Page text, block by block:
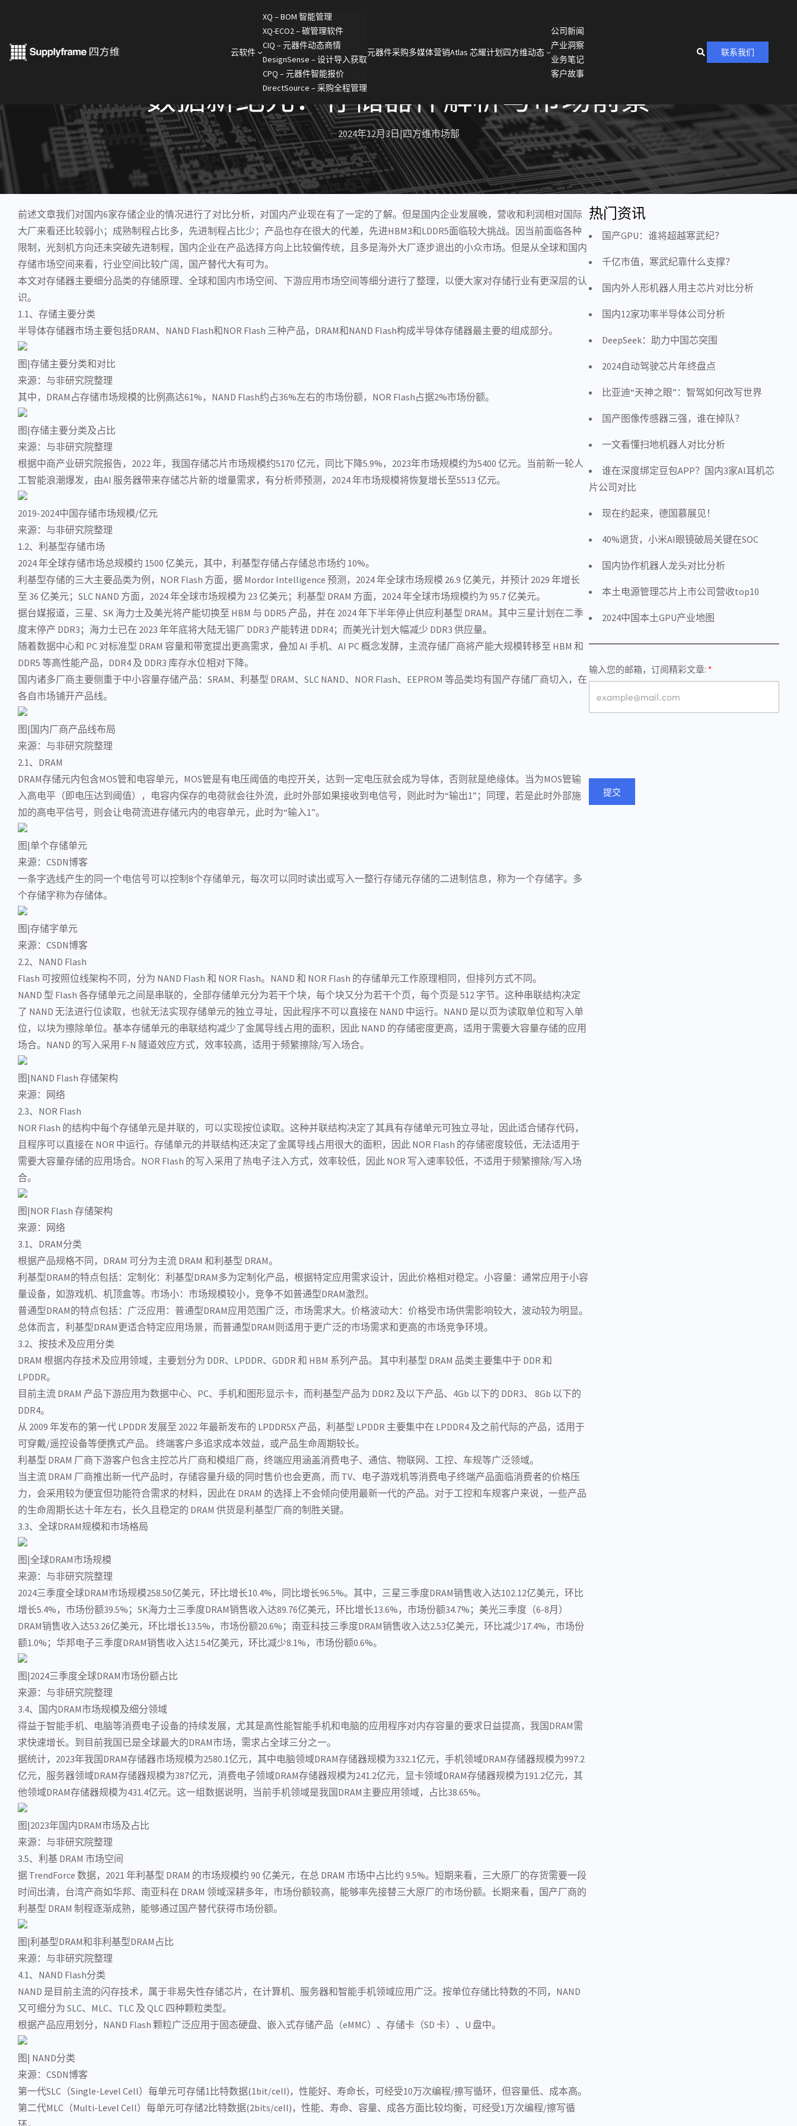
云软件
XQ – BOM 智能管理
XQ-ECO2 – 碳管理软件
CIQ – 元器件动态商情
DesignSense – 设计导入获取
CPQ – 元器件智能报价
DirectSource – 采购全程管理
元器件采购多媒体营销Atlas 芯耀计划四方维动态
公司新闻
产业洞察
业务笔记
客户故事
联系我们
< 产业洞察
数据新纪元：存储器件解析与市场前景
2024年12月3日|四方维市场部
前述文章我们对国内6家存储企业的情况进行了对比分析，对国内产业现在有了一定的了解。但是国内企业发展晚，营收和利润相对国际
大厂来看还比较弱小；成熟制程占比多， 先进制程占比少；产品也存在很大的代差，先进HBM3和LDDR5面临较大挑战。因当前面临各种
限制， 光刻机方向还未突破先进制程，国内企业在产品选择方向上比较偏传统，且多是海外大厂逐步退出的小众市场。但是从全球和国内
存储市场空间来看，行业空间比较广阔，国产替代大有可为。
本文对存储器主要细分品类的存储原理、全球和国内市场空间、下游应用市场空间等细分进行了整理，以便大家对存储行业有更深层的认
识。
1.1、存储主要分类
半导体存储器市场主要包括DRAM、 NAND Flash和NOR Flash 三种产品，DRAM和NAND Flash构成半导体存储器最主要的组成部分。
图|存储主要分类和对比
来源：与非研究院整理
其中，DRAM占存储市场规模的比例高达61%，NAND Flash约占36%左右的市场份额，NOR Flash占据2%市场份额。
图|存储主要分类及占比
来源：与非研究院整理
根据中商产业研究院报告，2022 年，我国存储芯片市场规模约5170 亿元，同比下降5.9%，2023年市场规模约为5400 亿元。当前新一轮人
工智能浪潮爆发，由AI 服务器带来存储芯片新的增量需求，有分析师预测，2024 年市场规模将恢复增长至5513 亿元。
2019-2024中国存储市场规模/亿元
来源：与非研究院整理
1.2、利基型存储市场
2024 年全球存储市场总规模约 1500 亿美元，其中，利基型存储占存储总市场约 10%。
利基型存储的三大主要品类为例，NOR Flash 方面，据 Mordor Intelligence 预测，2024 年全球市场规模 26.9 亿美元，并预计 2029 年增长
至 36 亿美元；SLC NAND 方面，2024 年全球市场规模为 23 亿美元；利基型 DRAM 方面，2024 年全球市场规模约为 95.7 亿美元。
据台媒报道，三星、SK 海力士及美光将产能切换至 HBM 与 DDR5 产品，并在 2024 年下半年停止供应利基型 DRAM。其中三星计划在二季
度末停产 DDR3 ；海力士已在 2023 年年底将大陆无锡厂 DDR3 产能转进 DDR4；而美光计划大幅减少 DDR3 供应量。
随着数据中心和 PC 对标准型 DRAM 容量和带宽提出更高需求，叠加 AI 手机、AI PC 概念发酵，主流存储厂商将产能大规模转移至 HBM 和
DDR5 等高性能产品，DDR4 及 DDR3 库存水位相对下降。
国内诸多厂商主要侧重于中小容量存储产品：SRAM、利基型 DRAM、SLC NAND、NOR Flash、 EEPROM 等品类均有国产存储厂商切入，在
各自市场铺开产品线。
图|国内厂商产品线布局
来源：与非研究院整理
2.1、DRAM
DRAM存储元内包含MOS管和电容单元，MOS管是有电压阈值的电控开关 ，达到一定电压就会成为导体，否则就是绝缘体。当为MOS管输
入高电平 （即电压达到阈值），电容内保存的电荷就会往外流，此时外部如果接收到电信号，则此时为“输出1”；同理，若是此时外部施
加的高电平信号，则会让电荷流进存储元内的电容单元，此时为“输入1”。
图|单个存储单元
来源：CSDN博客
一条字选线产生的同一个电信号可以控制8个存储单元，每次可以同时读出或写入一整行存储元存储的二进制信息，称为一个存储字。多
个存储字称为存储体。
图|存储字单元
来源：CSDN博客
2.2、NAND Flash
Flash 可按照位线架构不同，分为 NAND Flash 和 NOR Flash。NAND 和 NOR Flash 的存储单元工作原理相同，但排列方式不同。
NAND 型 Flash 各存储单元之间是串联的，全部存储单元分为若干个块，每个块又分为若干个页，每个页是 512 字节。这种串联结构决定
了 NAND 无法进行位读取，也就无法实现存储单元的独立寻址，因此程序不可以直接在 NAND 中运行。NAND 是以页为读取单位和写入单
位，以块为擦除单位。基本存储单元的串联结构减少了金属导线占用的面积，因此 NAND 的存储密度更高，适用于需要大容量存储的应用
场合。NAND 的写入采用 F-N 隧道效应方式，效率较高，适用于频繁擦除/写入场合。
图|NAND Flash 存储架构
来源：网络
2.3、NOR Flash
NOR Flash 的结构中每个存储单元是并联的，可以实现按位读取。这种并联结构决定了其具有存储单元可独立寻址，因此适合储存代码，
且程序可以直接在 NOR 中运行。存储单元的并联结构还决定了金属导线占用很大的面积，因此 NOR Flash 的存储密度较低，无法适用于
需要大容量存储的应用场合。NOR Flash 的写入采用了热电子注入方式，效率较低，因此 NOR 写入速率较低，不适用于频繁擦除/写入场
合。
图|NOR Flash 存储架构
来源：网络
3.1、DRAM分类
根据产品规格不同，DRAM 可分为主流 DRAM 和利基型 DRAM。
利基型DRAM的特点包括‌： 定制化‌：利基型DRAM多为定制化产品，根据特定应用需求设计，因此价格相对稳定。 小容量 ‌：通常应用于小容
量设备，如游戏机、机顶盒等。 市场小‌：市场规模较小，竞争不如普通型DRAM激烈。
普通型DRAM的特点包括‌： 广泛应用 ‌：普通型DRAM应用范围广泛，市场需求大。 价格波动大 ‌：价格受市场供需影响较大，波动较为明显。
总体而言，利基型DRAM更适合特定应用场景，而普通型DRAM则适用于更广泛的市场需求和更高的市场竞争环境。
3.2、按技术及应用分类
DRAM 根据内存技术及应用领域，主要划分为 DDR、LPDDR、GDDR 和 HBM 系列产品。 其中利基型 DRAM 品类主要集中于 DDR 和
LPDDR。
目前主流 DRAM 产品下游应用为数据中心、PC、手机和图形显示卡，而利基型产品为 DDR2 及以下产品、4Gb 以下的 DDR3、 8Gb 以下的
DDR4。
从 2009 年发布的第一代 LPDDR 发展至 2022 年最新发布的 LPDDR5X 产品，利基型 LPDDR 主要集中在 LPDDR4 及之前代际的产品，适用于
可穿戴/遥控设备等便携式产品。 终端客户多追求成本效益，或产品生命周期较长。
利基型 DRAM 厂商下游客户包含主控芯片厂商和模组厂商，终端应用涵盖消费电子、 通信、 物联网、工控、车规等广泛领域。
当主流 DRAM 厂商推出新一代产品时，存储容量升级的同时售价也会更高，而 TV、电子游戏机等消费电子终端产品面临消费者的价格压
力，会采用较为便宜但功能符合需求的材料，因此在 DRAM 的选择上不会倾向使用最新一代的产品。对于工控和车规客户来说，一些产品
的生命周期长达十年左右，长久且稳定的 DRAM 供货是利基型厂商的制胜关键。
3.3、全球DRAM规模和市场格局
图|全球DRAM市场规模
来源：与非研究院整理
2024三季度全球DRAM市场规模258.50亿美元，环比增长10.4%，同比增长96.5%。其中，三星三季度DRAM销售收入达102.12亿美元，环比
增长5.4%，市场份额39.5%； SK海力士三季度DRAM销售收入达89.76亿美元，环比增长13.6%，市场份额34.7%；美光三季度（6-8月）
DRAM销售收入达53.26亿美元，环比增长13.5%，市场份额20.6%；南亚科技三季度DRAM销售收入达2.53亿美元，环比减少17.4%，市场份
额1.0%；华邦电子三季度DRAM销售收入达1.54亿美元，环比减少8.1%，市场份额0.6%。
图|2024三季度全球DRAM市场份额占比
来源：与非研究院整理
3.4、国内DRAM市场规模及细分领域
得益于智能手机、电脑等消费电子设备的持续发展，尤其是高性能智能手机和电脑的应用程序对内存容量的要求日益提高，我国DRAM需
求快速增长。到目前我国已是全球最大的DRAM市场，需求占全球三分之一。
据统计，2023年我国DRAM存储器市场规模为2580.1亿元，其中电脑领域DRAM存储器规模为332.1亿元，手机领域DRAM存储器规模为997.2
亿元，服务器领域DRAM存储器规模为387亿元，消费电子领域DRAM存储器规模为241.2亿元，显卡领域DRAM存储器规模为191.2亿元，其
他领域DRAM存储器规模为431.4亿元。这一组数据说明，当前手机领域是我国DRAM主要应用领域，占比38.65%。
图|2023年国内DRAM市场及占比
来源：与非研究院整理
3.5、利基 DRAM 市场空间
据 TrendForce 数据，2021 年利基型 DRAM 的市场规模约 90 亿美元，在总 DRAM 市场中占比约 9.5%。短期来看，三大原厂的存货需要一段
时间出清，台湾产商如华邦、南亚科在 DRAM 领域深耕多年，市场份额较高，能够率先接替三大原厂的市场份额。长期来看，国产厂商的
利基型 DRAM 制程逐渐成熟，能够通过国产替代获得市场份额。
图|利基型DRAM和非利基型DRAM占比
来源：与非研究院整理
4.1、NAND Flash分类
NAND 是目前主流的闪存技术，属于非易失性存储芯片，在计算机、服务器和智能手机领域应用广泛。按单位存储比特数的不同，NAND
又可细分为 SLC、MLC、TLC 及 QLC 四种颗粒类型。
根据产品应用划分，NAND Flash 颗粒广泛应用于固态硬盘、 嵌入式存储产品（eMMC）、 存储卡 （SD 卡）、U 盘中。
图| NAND分类
来源：CSDN博客
第一代SLC（Single-Level Cell）每单元可存储1比特数据(1bit/cell)，性能好、寿命长，可经受10万次编程/擦写循环，但容量低、成本高。
第二代MLC（Multi-Level Cell）每单元可存储2比特数据(2bits/cell)，性能、寿命、容量、成各方面比较均衡，可经受1万次编程/擦写循
热门资讯
国产GPU：谁将超越寒武纪？
千亿市值，寒武纪靠什么支撑？
国内外人形机器人用主芯片对比分析
国内12家功率半导体公司分析
DeepSeek：助力中国芯突围
2024自动驾驶芯片年终盘点
比亚迪“天神之眼”：智驾如何改写世界
国产图像传感器三强，谁在掉队？
一文看懂扫地机器人对比分析
谁在深度绑定豆包APP？国内3家AI耳机芯
片公司对比
现在约起来，德国慕展见！
40%退货，小米AI眼镜破局关键在SOC
国内协作机器人龙头对比分析
本土电源管理芯片上市公司营收top10
2024中国本土GPU产业地图
输入您的邮箱，订阅精彩文章:
提交